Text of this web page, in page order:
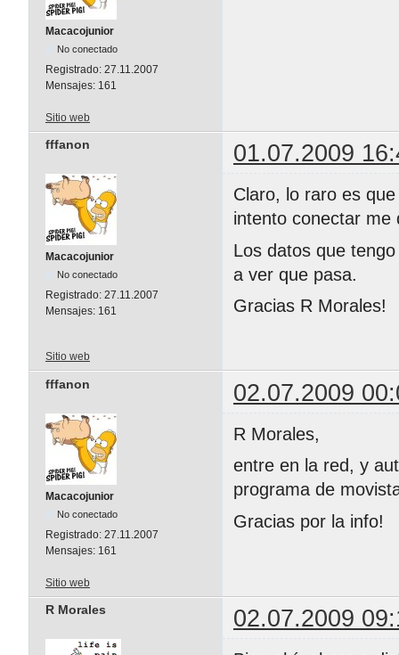
Macacojunior
No conectado
Registrado: 27.11.2007
Mensajes: 161
Sitio web
fffanon 01.07.2009
Macacojunior
No conectado
Registrado: 27.11.2007
Mensajes: 161
Claro, lo raro es
intento conectar me
Los datos que
a ver que pasa.
Gracias R Morales!
Sitio web
fffanon 02.07.2009
Macacojunior
No conectado
Registrado: 27.11.2007
Mensajes: 161
R Morales,
entre en la red, y
programa de
Gracias por la info!
Sitio web
R Morales 02.07.2009